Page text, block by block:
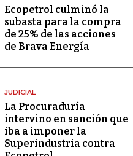
Ecopetrol culminó la
subasta para la compra
de 25% de las acciones
de Brava Energía
JUDICIAL
La Procuraduría
intervino en sanción que
iba a imponer la
Superindustria contra